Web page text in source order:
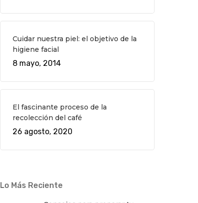
Cuidar nuestra piel: el objetivo de la
higiene facial
8 mayo, 2014
El fascinante proceso de la
recolección del café
26 agosto, 2020
Lo Más Reciente